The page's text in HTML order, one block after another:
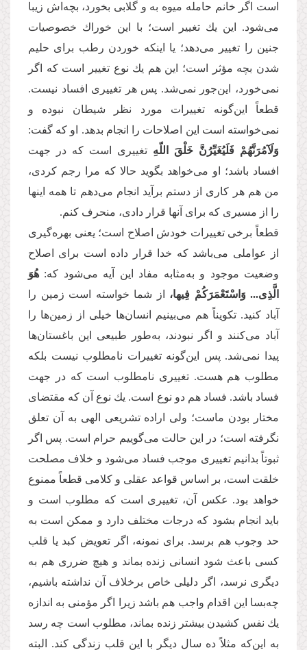
است اگر خانم حامله میوه به و گلابی بخورد، بچه‌اش زیبا
می‌شود. این یك تغییر است؛ با این خوراك خصوصیات
جنین را تغییر می‌دهد؛ یا اینكه خوردن رطب برای حلیم
شدن بچه مؤثر است؛ این هم یك نوع تغییر است كه اگر
نمی‌‌خورد، این‌جور نمی‌شد. پس هر تغییری افساد نیست.
قطعاً این‌گونه تغییرات مورد نظر شیطان نبوده و
نمی‌خواسته است این اصلاحات را انجام بدهد. او كه گفت:
وَلَآمُرَنَّهُمْ فَلَیُغَیِّرُنَّ خَلْقَ اللّهِ تغییری است كه در جهت
افساد باشد؛ او می‌خواهد بگوید حالا كه مرا رجم كردی،
من هم هر كاری از دستم برآید انجام می‌دهم تا همه اینها
را از مسیری كه برای آنها قرار دادی، منحرف كنم.
قطعاً برخی تغییرات خودش اصلاح است؛ یعنی بهره‌گیری
از عواملی می‌باشد كه خدا قرار داده است برای اصلاح
وضعیت موجود و به‌مثابه مفاد این آیه می‌شود كه: هُوَ
الَّذِی... وَاسْتَعْمَرَكُمْ فِیها،
از شما خواسته است زمین را
آباد كنید. تكویناً هم می‌بینیم انسان‌ها خیلی از زمین‌ها را
آباد می‌كنند و اگر نبودند، به‌طور طبیعی این باغستان‌ها
پیدا نمی‌شد. پس این‌گونه تغییرات نامطلوب نیست بلکه
مطلوب هم هست. تغییری نامطلوب است كه در جهت
فساد باشد. فساد هم دو نوع است. یك نوع آن که مقتضای
مختار بودن ماست؛ ولی اراده تشریعی الهی به آن تعلق
نگرفته است؛ در این حالت می‌گوییم حرام است. پس اگر
ثبوتاً بدانیم تغییری موجب فساد می‌شود و خلاف مصلحت
خلقت است، بر اساس قواعد عقلی و كلامی قطعاً ممنوع
خواهد بود. عكس آن، تغییری است كه مطلوب است و
باید انجام بشود كه درجات مختلف دارد و ممكن است به
حد وجوب هم برسد. برای نمونه، اگر تعویض كبد یا قلب
كسی باعث ‌شود انسانی زنده بماند و هیچ ضرری هم به
دیگری نرسد، اگر دلیلی خاص برخلاف آن نداشته باشیم،
چه‌بسا این اقدام واجب هم باشد زیرا اگر مؤمنی به اندازه
یك نفس كشیدن بیشتر زنده بماند، مطلوب است چه رسد
به این‌که مثلاً ده سال دیگر با این قلب زندگی كند. البته